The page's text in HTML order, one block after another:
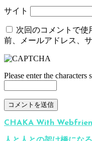
サイト
次回のコメントで使
前、メールアドレス、
Please enter the characters
CHAKA With